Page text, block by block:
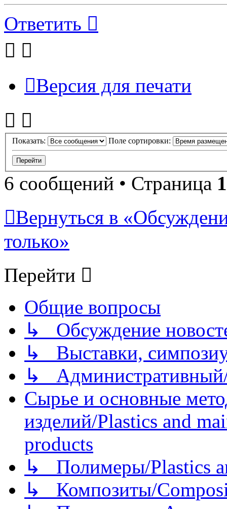
Ответить
Версия для печати
Показать: Поле сортировки:
6 сообщений • Страница 1
Вернуться в
только»
Перейти
Общие вопросы
↳ Обсуждение
↳ Выставки,
↳
Сырье и основные
изделий/Plastics and
products
↳ Полимеры/Plastics
↳ Композиты/